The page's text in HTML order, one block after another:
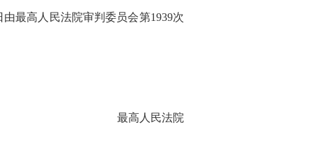
由最高人民法院审判委员会第1939次
最高人民法院